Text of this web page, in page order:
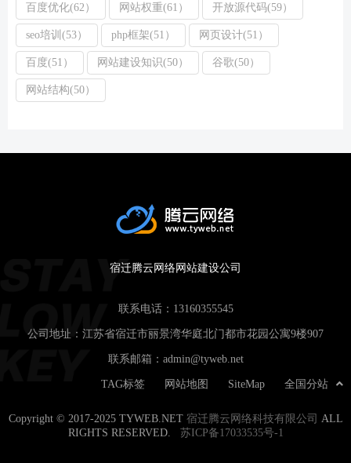
百度优化(62） 网站权重(61） 开放源代码(59）
seo培训(53） php框架(51） 网页设计(51）
百度(51） 网站建设知识(50） 谷歌(50）
网站结构(50）
宿迁腾云网络网站建设公司
联系电话： 13160355545
公司地址：江苏省宿迁市丽景湾华庭北门都市花园公寓9楼907
联系邮箱： admin@tyweb.net
全国分站
SiteMap
网站地图
TAG标签
Copyright © 2017-2025 TYWEB.NET 宿迁腾云网络科技有限公司 ALL
RIGHTS RESERVED. 苏ICP备17033535号-1